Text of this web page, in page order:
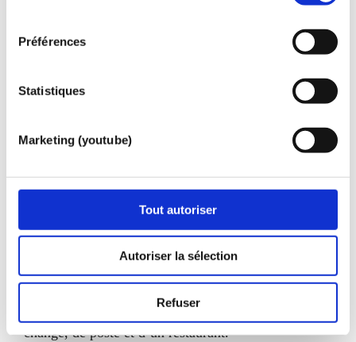
Préférences
Statistiques
Marketing (youtube)
Tout autoriser
Autoriser la sélection
Refuser
plus de 3000 athlètes, dont 135 femmes, se mesurent
Le tout Paris se presse ; l’événement accueille plus
de 655 000 spectateurs. près de 1000 journalistes,
exploits de leurs champions. Grande révolution, pour
commentées sur les ondes de Radio Paris.Autre
première majeure : un village olympique éphémère
est dressé spécifiquement pour les athlètes à
Colombes. « Un camp de baraques en bois, aux
français, mais qui jouit cependant de bureaux de
change, de poste et d’un restaurant.